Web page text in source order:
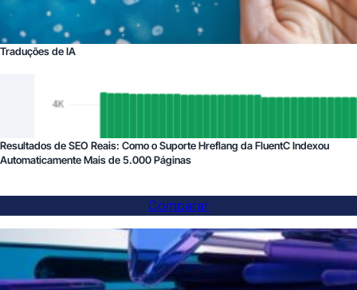
Traduções de IA
Resultados de SEO Reais: Como o Suporte Hreflang da FluentC Indexou
Automaticamente Mais de 5.000 Páginas
Comparar